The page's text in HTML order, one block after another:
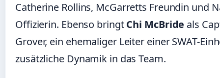
Catherine Rollins, McGarretts Freundin und
Offizierin. Ebenso bringtChi McBride als
Grover, ein ehemaliger Leiter einer SWAT-
zusätzliche Dynamik in das Team.